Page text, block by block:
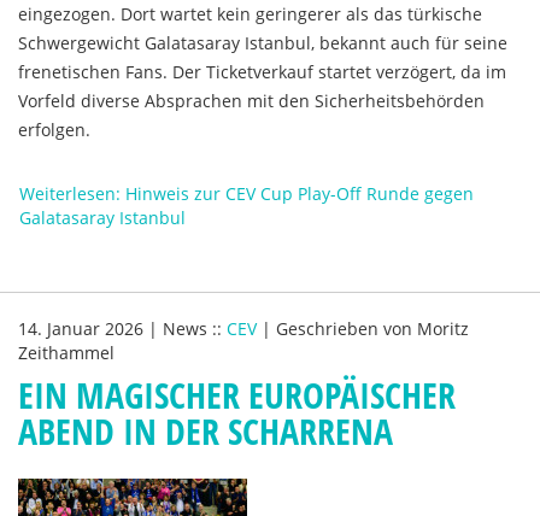
eingezogen. Dort wartet kein geringerer als das türkische
Schwergewicht Galatasaray Istanbul, bekannt auch für seine
frenetischen Fans. Der Ticketverkauf startet verzögert, da im
Vorfeld diverse Absprachen mit den Sicherheitsbehörden
erfolgen.
Weiterlesen: Hinweis zur CEV Cup Play-Off Runde gegen
Galatasaray Istanbul
14. Januar 2026 | News :: CEV | Geschrieben von Moritz
Zeithammel
EIN MAGISCHER EUROPÄISCHER
ABEND IN DER SCHARRENA